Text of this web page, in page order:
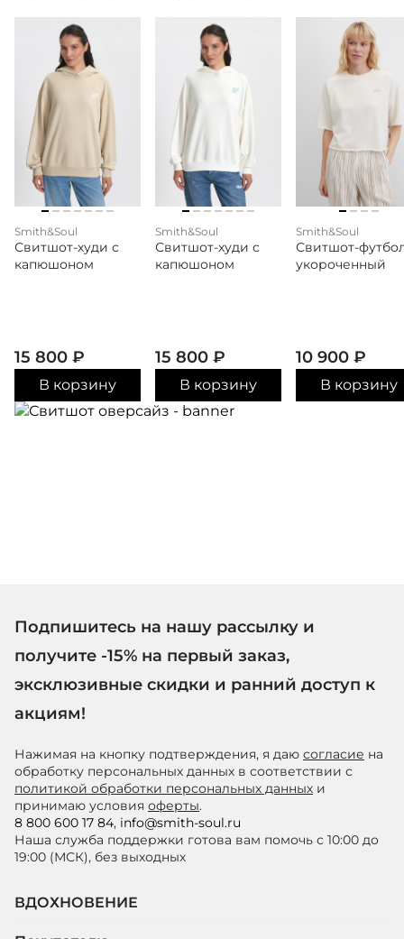
Smith&Soul
Свитшот-худи с
капюшоном
15 800 ₽
В корзину
Smith&Soul
Свитшот-худи с
капюшоном
15 800 ₽
В корзину
Smith&Soul
Свитшот-
укороченный
10 900 ₽
В корзину
Подпишитесь на нашу рассылку и
получите -15% на первый заказ,
эксклюзивные скидки и ранний доступ к
акциям!
Нажимая на кнопку подтверждения, я даю согласие на
обработку персональных данных в соответствии с
политикой обработки персональных данных и
принимаю условия оферты.
8 800 600 17 84, info@smith-soul.ru
Наша служба поддержки готова вам помочь с 10:00 до
19:00 (МСК), без выходных
ВДОХНОВЕНИЕ